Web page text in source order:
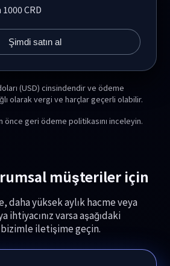
CRD
Şimdi satın al
(USD) cinsindendir ve ödeme
olarak vergi ve harçlar geçerli olabilir.
geri ödeme politikasını inceleyin.
müşteriler için
daha yüksek aylık hacme veya
ihtiyacınız varsa aşağıdaki
iletişime geçin.